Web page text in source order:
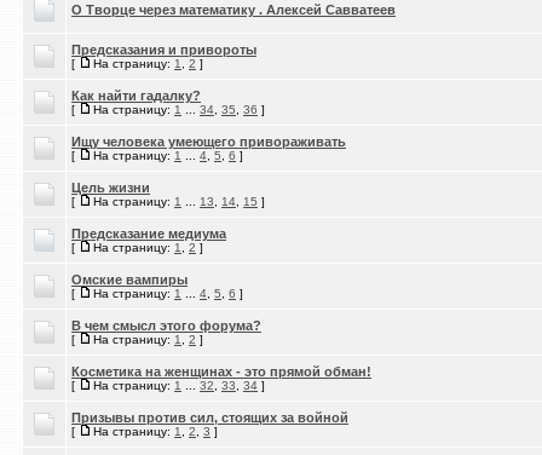
О Творце через математику . Алексей Савватеев
Предсказания и привороты
[ На страницу: 1 2 ]
Как найти гадалку?
[ На страницу: 1 34 35 36 ]
Ищу человека умеющего привораживать
[ На страницу: 1 4 5 6 ]
Цель жизни
[ На страницу: 1 13 14 15 ]
Предсказание медиума
[ На страницу: 1 2 ]
Омские вампиры
[ На страницу: 1 4 5 6 ]
В чем смысл этого форума?
[ На страницу: 1 2 ]
Косметика на женщинах - это прямой обман!
[ На страницу: 1 32 33 34 ]
Призывы против сил, стоящих за войной
[ На страницу: 1 2 3 ]